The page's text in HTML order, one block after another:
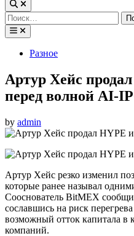
Найти:
PostedРазное
Артур Хейс
перед волной AI-
by admin
Артур Хейс резко изменил
которые ранее называл
Сооснователь BitMEX
сославшись на риск
возможный отток капитала
компаний.